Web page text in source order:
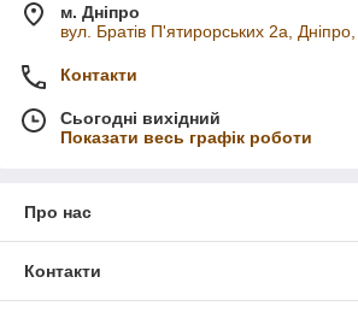
м. Дніпро
вул. Братів П'ятирорських 2а, Дніпро,
Контакти
Сьогодні вихідний
Показати весь графік роботи
Про нас
Контакти